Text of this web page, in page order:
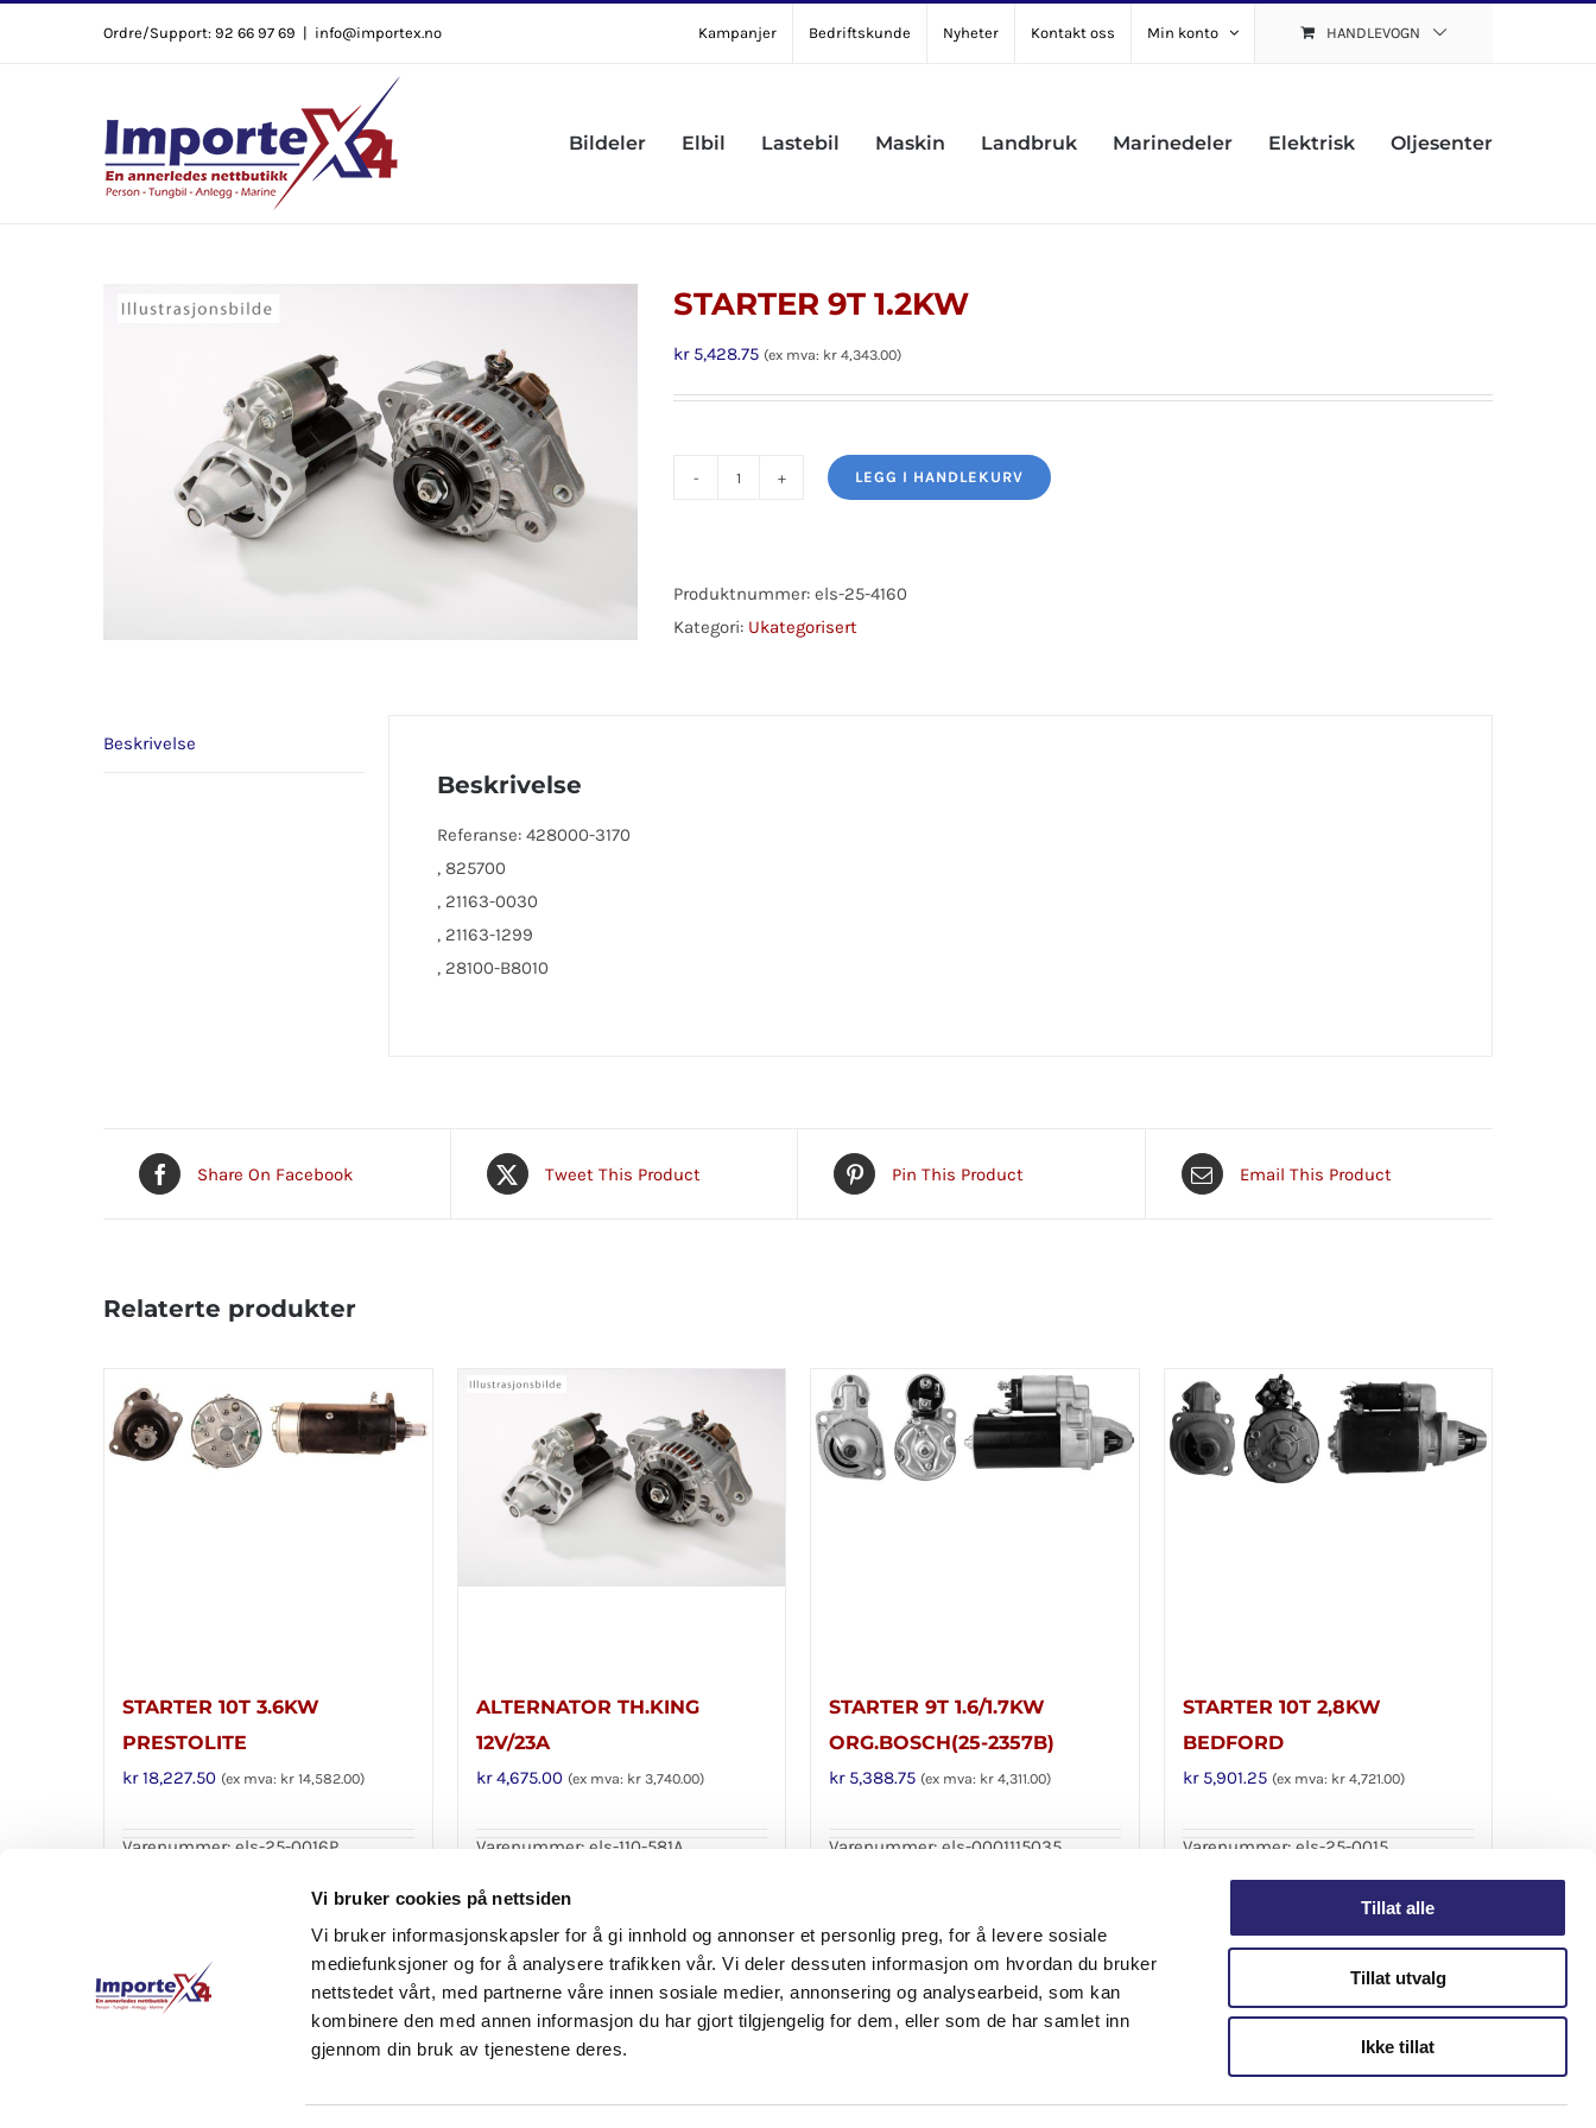
Vi bruker cookies på nettsiden
Vi bruker informasjonskapsler for å gi innhold og annonser et personlig preg, for å levere sosiale
mediefunksjoner og for å analysere trafikken vår. Vi deler dessuten informasjon om hvordan du bruker
nettstedet vårt, med partnerne våre innen sosiale medier, annonsering og analysearbeid, som kan
kombinere den med annen informasjon du har gjort tilgjengelig for dem, eller som de har samlet inn
gjennom din bruk av tjenestene deres.
Tillat alle
Tillat utvalg
Ikke tillat
Ordre/Support: 92 66 97 69 | info@importex.no Kampanjer Bedriftskunde Nyheter Kontakt oss Min konto HANDLEVOGN
Bildeler Elbil Lastebil Maskin Landbruk Marinedeler Elektrisk Oljesenter
STARTER 9T 1.2KW
kr5,428.75 (ex mva: kr 4,343.00)
antall
LEGG I HANDLEKURV
Produktnummer: els-25-4160
Kategori: Ukategorisert
Beskrivelse
Beskrivelse
Referanse: 428000-3170
, 825700
, 21163-0030
, 21163-1299
, 28100-B8010
Share On Facebook Tweet This Product Pin This Product Email This Product
Relaterte produkter
STARTER 10T 3.6KW
PRESTOLITE
kr18,227.50 (ex mva: kr 14,582.00)
Varenummer: els-25-0016P
Detaljer
ALTERNATOR TH.KING
12V/23A
kr4,675.00 (ex mva: kr3,740.00)
Varenummer: els-110-581A
STARTER 9T 1.6/1.7KW
ORG.BOSCH(25-2357B)
kr5,388.75 (ex mva: kr 4,311.00)
Varenummer: els-0001115035
STARTER 10T 2,8KW
BEDFORD
kr5,901.25 (ex mva: kr4,721.00)
Varenummer: els-25-0015
Personvern